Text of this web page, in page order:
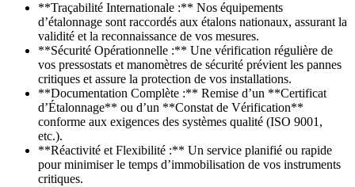
**Traçabilité Internationale :** Nos équipements
d’étalonnage sont raccordés aux étalons nationaux, assurant la
validité et la reconnaissance de vos mesures.
**Sécurité Opérationnelle :** Une vérification régulière de
vos pressostats et manomètres de sécurité prévient les pannes
critiques et assure la protection de vos installations.
**Documentation Complète :** Remise d’un **Certificat
d’Étalonnage** ou d’un **Constat de Vérification**
conforme aux exigences des systèmes qualité (ISO 9001,
etc.).
**Réactivité et Flexibilité :** Un service planifié ou rapide
pour minimiser le temps d’immobilisation de vos instruments
critiques.